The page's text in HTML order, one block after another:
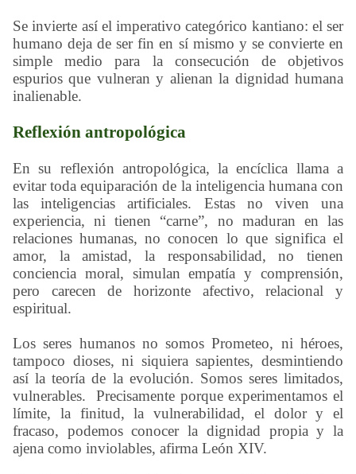
Se invierte así el imperativo categórico kantiano: el ser
humano deja de ser fin en sí mismo y se convierte en
simple medio para la consecución de objetivos
espurios que vulneran y alienan la dignidad humana
inalienable.
Reflexión antropológica
En su reflexión antropológica, la encíclica llama a
evitar toda equiparación de la inteligencia humana con
las inteligencias artificiales. Estas no viven una
experiencia, ni tienen “carne”, no maduran en las
relaciones humanas, no conocen lo que significa el
amor, la amistad, la responsabilidad, no tienen
conciencia moral, simulan empatía y comprensión,
pero carecen de horizonte afectivo, relacional y
espiritual.
Los seres humanos no somos Prometeo, ni héroes,
tampoco dioses, ni siquiera sapientes, desmintiendo
así la teoría de la evolución. Somos seres limitados,
vulnerables. Precisamente porque experimentamos el
límite, la finitud, la vulnerabilidad, el dolor y el
fracaso, podemos conocer la dignidad propia y la
ajena como inviolables, afirma León XIV.